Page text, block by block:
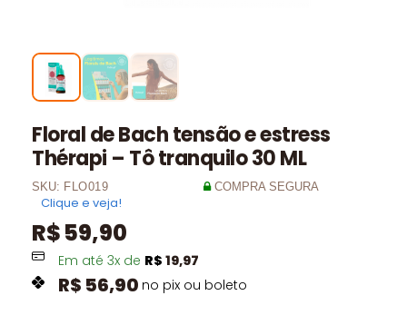
Floral de Bach tensão e estress
Thérapi – Tô tranquilo 30 ML
SKU: FLO019 COMPRA SEGURA
Clique e veja!
R$59,90
Em até 3x de R$ 19,97
R$ 56,90 no pix ou boleto